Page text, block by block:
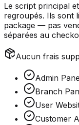
Le script principal
regroupés. Ils sont
package — pas
séparées au
Aucun frais
Admin
Branch
User
Customer